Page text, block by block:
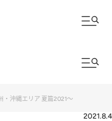
・沖縄エリア 夏篇2021～
2021.8.4